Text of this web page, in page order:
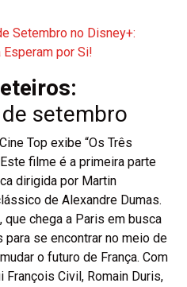
Setembro no Disney+:
Esperam por Si!
setembro
Top exibe “Os Três
filme é a primeira parte
dirigida por Martin
de Alexandre Dumas.
que chega a Paris em busca
se encontrar no meio de
o futuro de França. Com
Civil, Romain Duris,